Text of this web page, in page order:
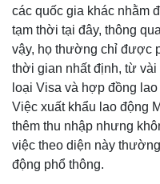
các quốc gia khác nhằm
tạm thời tại đây, thông
vậy, họ thường chỉ được
thời gian nhất định, từ vài
loại Visa và hợp đồng
Việc xuất khẩu lao động
thêm thu nhập nhưng
việc theo diện này
động phổ thông.